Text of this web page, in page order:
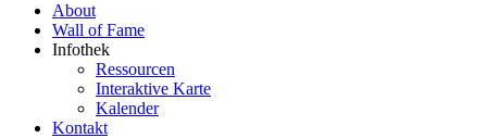
About
Wall of Fame
Infothek
Ressourcen
Interaktive Karte
Kalender
Kontakt